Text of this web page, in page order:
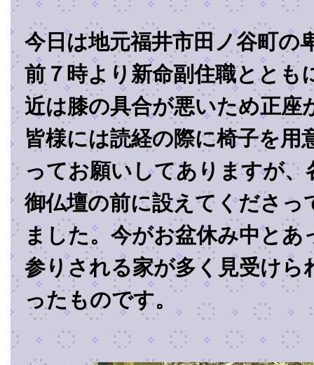
今日は地元福井市田ノ谷町の
前７時より新命副住職ととも
近は膝の具合が悪いため正座
皆様には読経の際に椅子を用
ってお願いしてありますが、
御仏壇の前に設えてくださっ
ました。今がお盆休み中とあ
参りされる家が多く見受けら
ったものです。